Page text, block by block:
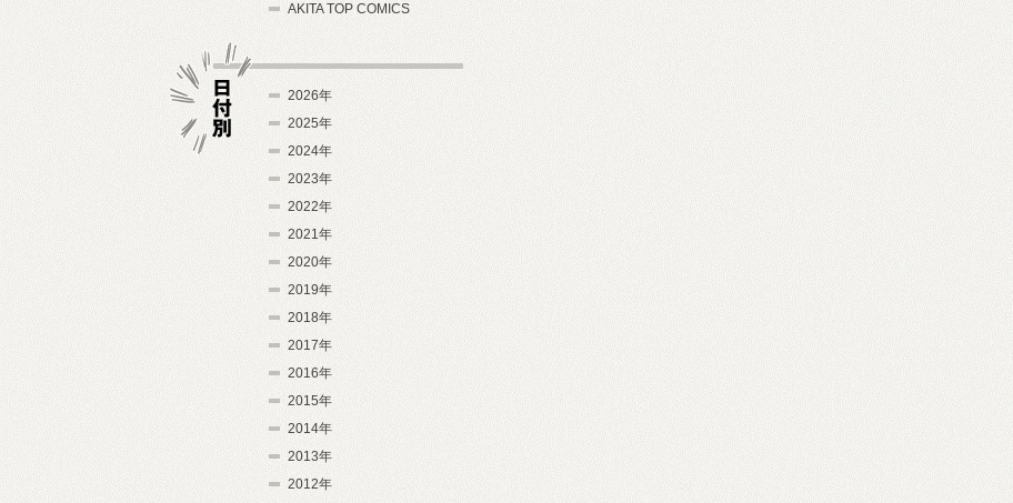
AKITA TOP COMICS
2026年
2025年
2024年
2023年
2022年
2021年
2020年
2019年
2018年
2017年
2016年
2015年
2014年
2013年
2012年